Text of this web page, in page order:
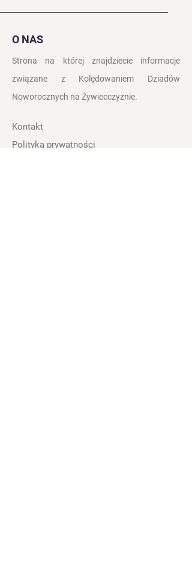
O NAS
Strona na której znajdziecie informacje
związane z Kolędowaniem Dziadów
Noworocznych na Żywiecczyznie.
Kontakt
Polityka prywatności